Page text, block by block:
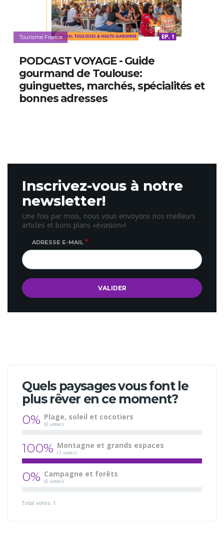
Tourisme France
PODCAST VOYAGE - Guide
gourmand de Toulouse:
guinguettes, marchés, spécialités et
bonnes adresses
Inscrivez-vous à notre
newsletter!
Une fois par mois, nous vous envoyons nos meilleurs
articles et bons plans «évasion»!
ADRESSE E-MAIL
Quels paysages vous font le
plus rêver en ce moment?
0% Plage, soleil et cocotiers
(0 votes)
100% Montagne et grands espaces
(1 votes)
0% Campagne et forêts
(0 votes)
Total votes: 1